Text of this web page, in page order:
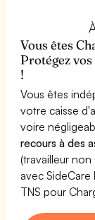
Vous êtes
Protégez
!
Vous êtes
votre caisse
voire
recours à des
(travailleur
avec SideCare
TNS pour